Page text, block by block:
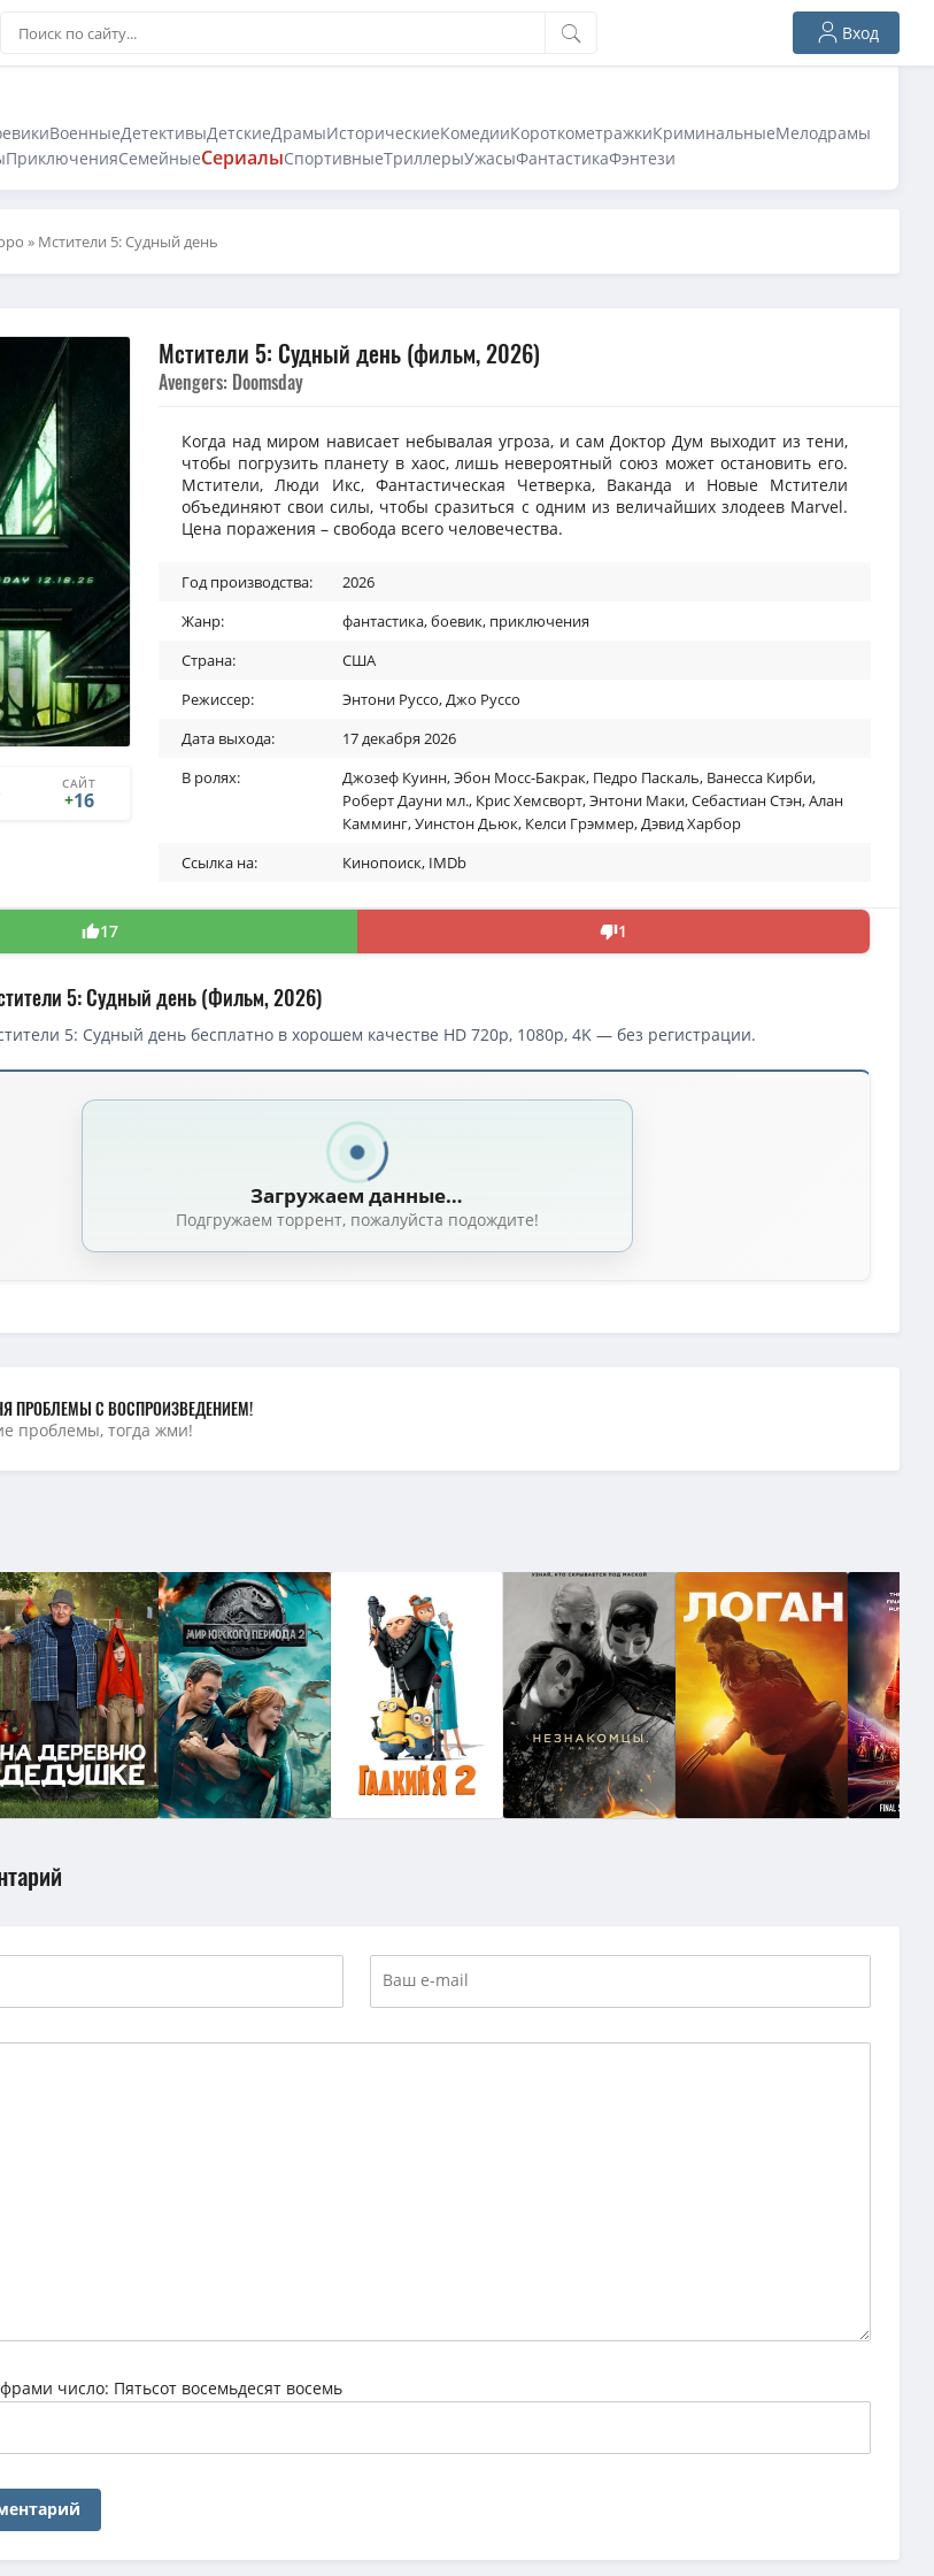
Вход
ВоенныеДетективыДетскиеДрамыИсторическиеКомедииКороткометражкиКриминальныеМелодрамы
ПриключенияСемейныеСериалыСпортивныеТриллерыУжасыФантастикаФэнтези
» Мстители 5: Судный день
САЙТ
17
+16
Мстители 5: Судный день (фильм, 2026)
Avengers: Doomsday
Когда над миром нависает небывалая угроза, и сам Доктор Дум выходит из тени,
чтобы погрузить планету в хаос, лишь невероятный союз может остановить его.
Мстители, Люди Икс, Фантастическая Четверка, Ваканда и Новые Мстители
объединяют свои силы, чтобы сразиться с одним из величайших злодеев Marvel.
Цена поражения – свобода всего человечества.
Год производства:
2026
Жанр:
фантастика,боевик, приключения
Страна:
США
Режиссер:
Энтони Руссо,Джо Руссо
Дата выхода:
17 декабря 2026
В ролях:
Джозеф Куинн,Эбон Мосс-Бакрак, Педро Паскаль, Ванесса Кирби,
Роберт Дауни мл., Крис Хемсворт,Энтони Маки,Себастиан Стэн,Алан
Камминг,Уинстон Дьюк, Келси Грэммер,Дэвид Харбор
Ссылка на:
Кинопоиск, IMDb
17 1
5: Судный день (Фильм, 2026)
5: Судный день бесплатно в хорошем качестве HD 720p, 1080p, 4K — без регистрации.
Загружаем данные…
Подгружаем торрент, пожалуйста подождите!
ПРОБЛЕМЫ С ВОСПРОИЗВЕДЕНИЕМ!
проблемы, тогда жми!
число: Пятьсот восемьдесят восемь